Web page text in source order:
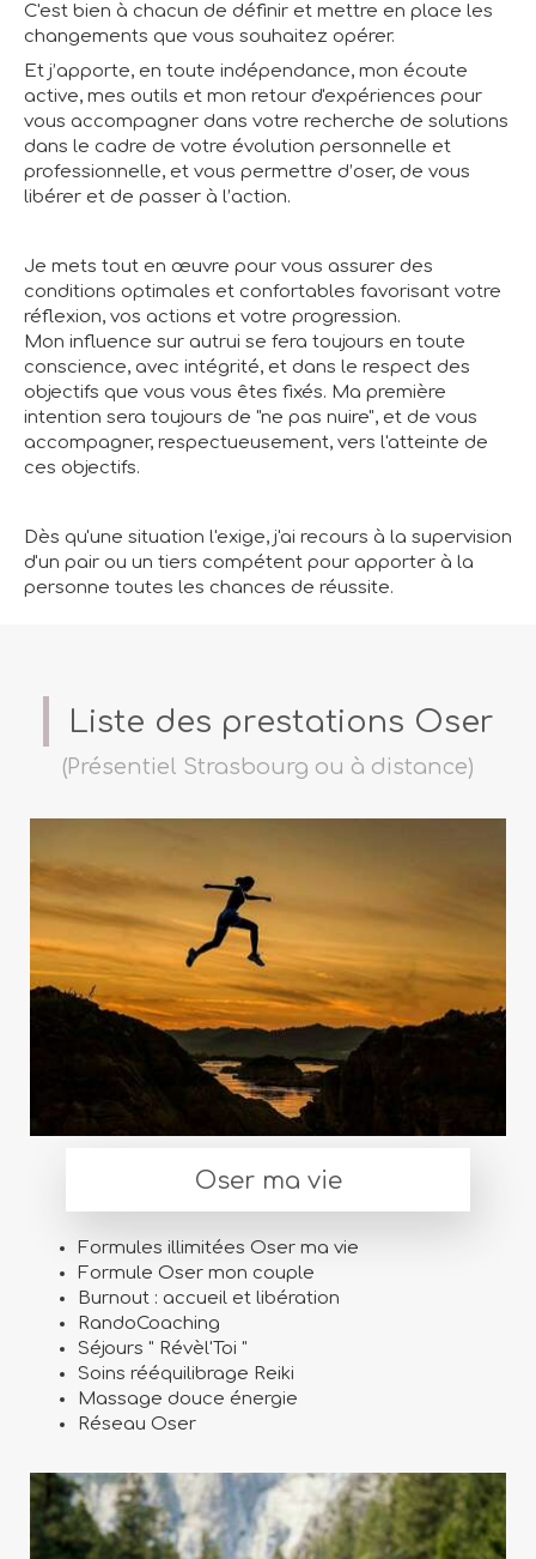
C'est bien à chacun de définir et mettre en place les
changements que vous souhaitez opérer.
Et j’apporte, en toute indépendance, mon écoute
active, mes outils et mon retour d'expériences pour
vous accompagner dans votre recherche de solutions
dans le cadre de votre évolution personnelle et
professionnelle, et vous permettre d’oser, de vous
libérer et de passer à l’action.
Je mets tout en œuvre pour vous assurer des
conditions optimales et confortables favorisant votre
réflexion, vos actions et votre progression.
Mon influence sur autrui se fera toujours en toute
conscience, avec intégrité, et dans le respect des
objectifs que vous vous êtes fixés. Ma première
intention sera toujours de "ne pas nuire", et de vous
accompagner, respectueusement, vers l'atteinte de
ces objectifs.
Dès qu'une situation l'exige, j'ai recours à la supervision
d'un pair ou un tiers compétent pour apporter à la
personne toutes les chances de réussite.
Liste des prestations Oser
(Présentiel Strasbourg ou à distance)
Oser ma vie
Formules illimitées Oser ma vie
Formule Oser mon couple
Burnout : accueil et libération
RandoCoaching
Séjours " Révèl'Toi "
Soins rééquilibrage Reiki
Massage douce énergie
Réseau Oser